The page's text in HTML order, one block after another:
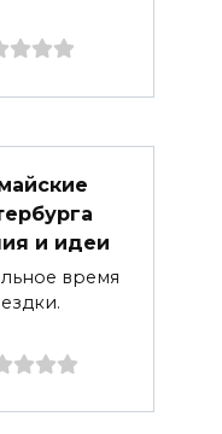
и идеи
время